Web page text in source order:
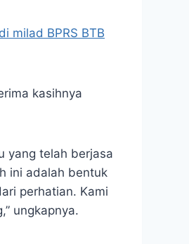
milad BPRS BTB
kasihnya
yang telah berjasa
ini adalah bentuk
perhatian. Kami
ungkapnya.